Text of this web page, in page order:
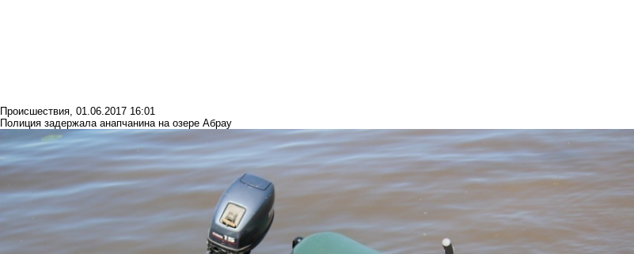
Происшествия, 01.06.2017 16:01
Полиция задержала анапчанина на озере Абрау